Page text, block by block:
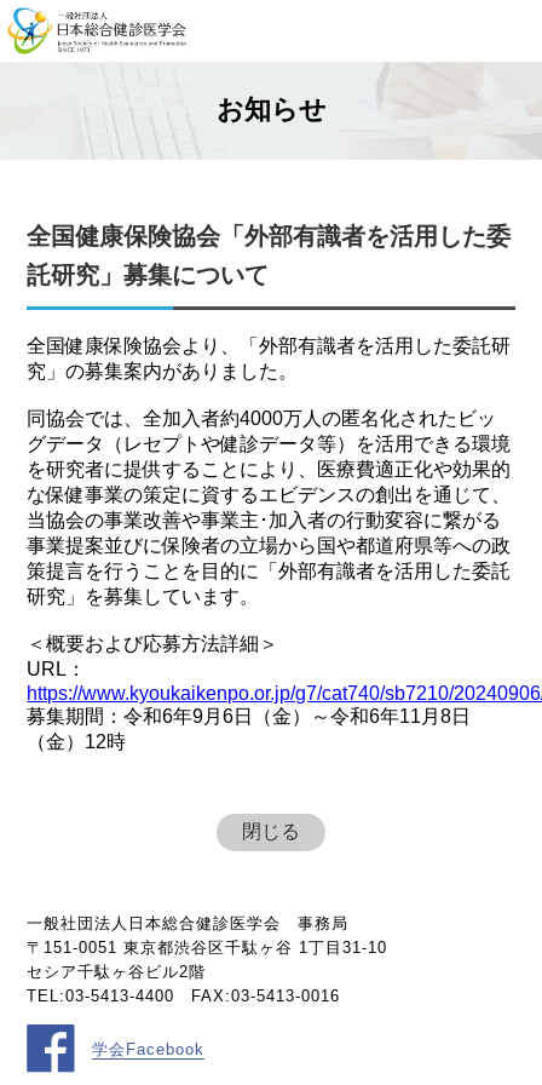
お知らせ
全国健康保険協会「外部有識者を活用した委
託研究」募集について
全国健康保険協会より、「外部有識者を活用した委託研
究」の募集案内がありました。
同協会では、全加入者約4000万人の匿名化されたビッ
グデータ（レセプトや健診データ等）を活用できる環境
を研究者に提供することにより、医療費適正化や効果的
な保健事業の策定に資するエビデンスの創出を通じて、
当協会の事業改善や事業主･加入者の行動変容に繋がる
事業提案並びに保険者の立場から国や都道府県等への政
策提言を行うことを目的に「外部有識者を活用した委託
研究」を募集しています。
＜概要および応募方法詳細＞
URL：
https://www.kyoukaikenpo.or.jp/g7/cat740/sb7210/
募集期間：令和6年9月6日（金）～令和6年11月8日
（金）12時
閉じる
一般社団法人日本総合健診医学会 事務局
〒151-0051 東京都渋谷区千駄ヶ谷 1丁目31-10
セシア千駄ヶ谷ビル2階
TEL:03-5413-4400 FAX:03-5413-0016
学会Facebook